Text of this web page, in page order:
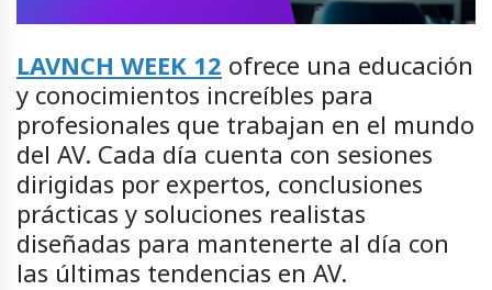
LAVNCH WEEK 12 ofrece una educación
y conocimientos increíbles para
profesionales que trabajan en el mundo
del AV. Cada día cuenta con sesiones
dirigidas por expertos, conclusiones
prácticas y soluciones realistas
diseñadas para mantenerte al día con
las últimas tendencias en AV.